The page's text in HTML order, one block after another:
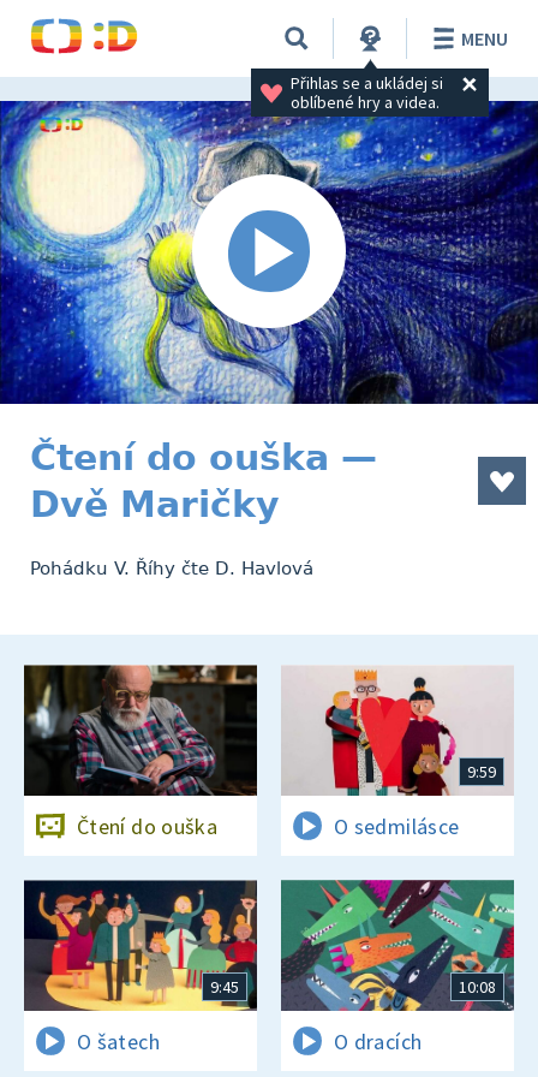
Přihlas se a ukládej si
oblíbené hry a videa.
MENU
Čtení do ouška —
Dvě Maričky
Pohádku V. Říhy čte D. Havlová
Čtení do ouška
9:59
O sedmilásce
9:45
O šatech
10:08
O dracích